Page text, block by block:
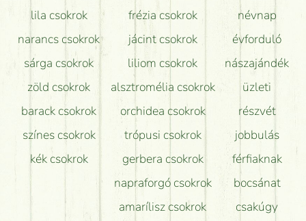
lila csokrok
narancs csokrok
sárga csokrok
zöld csokrok
barack csokrok
színes csokrok
kék csokrok
frézia csokrok
jácint csokrok
liliom csokrok
alsztromélia csokrok
orchidea csokrok
trópusi csokrok
gerbera csokrok
napraforgó csokrok
amarílisz csokrok
névnap
évforduló
nászajándék
üzleti
részvét
jobbulás
férfiaknak
bocsánat
csakúgy